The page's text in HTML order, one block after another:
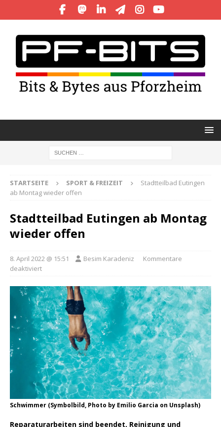
STARTSEITE SPORT & FREIZEIT
Stadtteilbad Eutingen
ab Montag wieder offen
Stadtteilbad Eutingen ab Montag
wieder offen
8. April 2022 @ 15:51 Besim Karadeniz
Kommentare
deaktiviert
Schwimmer (Symbolbild, Photo by Emilio Garcia on Unsplash)
Reparaturarbeiten sind beendet, Reinigung und